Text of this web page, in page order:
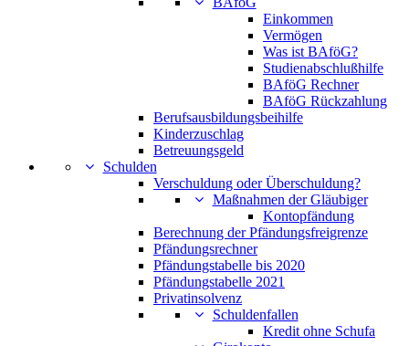
Einkommen
Vermögen
Was ist BAföG?
Studienabschlußhilfe
BAföG Rechner
BAföG Rückzahlung
Berufsausbildungsbeihilfe
Kinderzuschlag
Betreuungsgeld
Schulden
Verschuldung oder Überschuldung?
Maßnahmen der Gläubiger
Kontopfändung
Berechnung der Pfändungsfreigrenze
Pfändungsrechner
Pfändungstabelle bis 2020
Pfändungstabelle 2021
Privatinsolvenz
Schuldenfallen
Kredit ohne Schufa